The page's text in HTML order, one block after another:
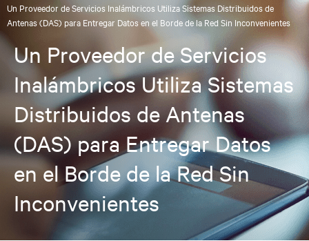
Un Proveedor de Servicios Inalámbricos Utiliza Sistemas Distribuidos de
Antenas (DAS) para Entregar Datos en el Borde de la Red Sin Inconvenientes
Un Proveedor de Servicios
Inalámbricos Utiliza Sistemas
Distribuidos de Antenas
(DAS) para Entregar Datos
en el Borde de la Red Sin
Inconvenientes